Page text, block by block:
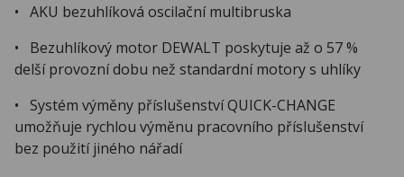
• AKU bezuhlíková oscilační multibruska
• Bezuhlíkový motor DEWALT poskytuje až o 57 %
delší provozní dobu než standardní motory s uhlíky
• Systém výměny příslušenství QUICK-CHANGE
umožňuje rychlou výměnu pracovního příslušenství
bez použití jiného nářadí